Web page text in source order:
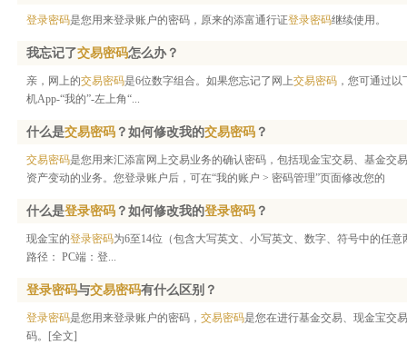
登录密码是您用来登录账户的密码，原来的添富通行证登录密码继续使用。
我忘记了交易密码怎么办？
亲，网上的交易密码是6位数字组合。如果您忘记了网上交易密码 ，您可通过
机App-“我的”-左上角“...
什么是交易密码 ？如何修改我的交易密码 ？
交易密码是您用来汇添富网上交易业务的确认密码，包括现金宝交易、基金交
资产变动的业务。您登录账户后，可在“我的账户 > 密码管理”页面修改您的
什么是登录密码 ？如何修改我的登录密码 ？
现金宝的登录密码为6至14位（包含大写英文、小写英文、数字、符号中的任
路径： PC端：登...
登录密码与交易密码有什么区别？
登录密码是您用来登录账户的密码， 交易密码是您在进行基金交易、现金宝交
码。
[全文]